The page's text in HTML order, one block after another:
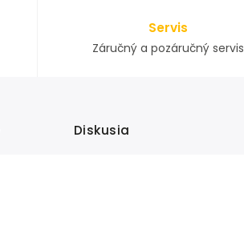
Servis
Záručný a pozáručný servis
Diskusia